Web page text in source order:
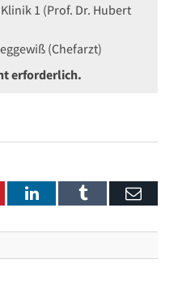
1 (Prof. Dr. Hubert
(Chefarzt)
erforderlich.
LinkedInTumblr